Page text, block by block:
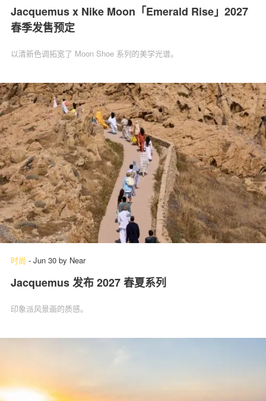
Jacquemus x Nike Moon「Emerald Rise」2027
春季发售预定
以清新色调拓宽了 Moon Shoe 系列的美学光谱。
时尚 - Jun 30 by Near
Jacquemus 发布 2027 春夏系列
印象派风景画的质感。